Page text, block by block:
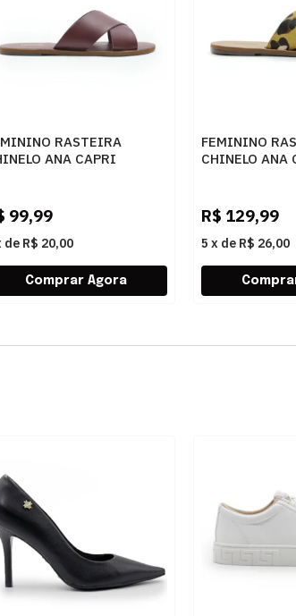
RASTEIRA
ANA CAPRI
99,99
de R$ 20,00
FEMININO
CHINELO ANA
R$ 129,99
5 x de R$ 26,00